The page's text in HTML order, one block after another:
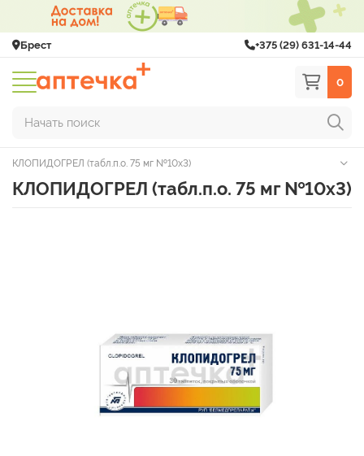
Брест +375 (29) 631-14-44
0
Начать поиск
КЛОПИДОГРЕЛ (табл.п.о. 75 мг №10х3)
КЛОПИДОГРЕЛ (табл.п.о. 75 мг №10х3)